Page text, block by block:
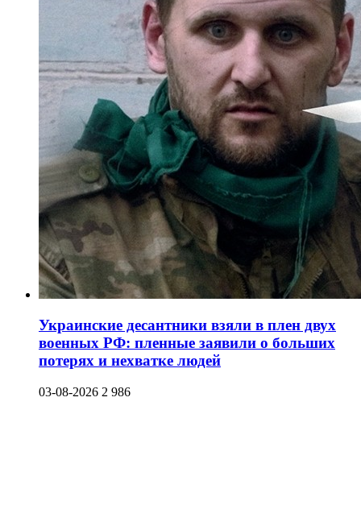
Украинские десантники взяли в плен двух
военных РФ: пленные заявили о больших
потерях и нехватке людей
03-08-2026 2 986